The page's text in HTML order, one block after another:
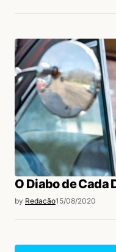
O Diabo de Cada
by Redação15/08/2020